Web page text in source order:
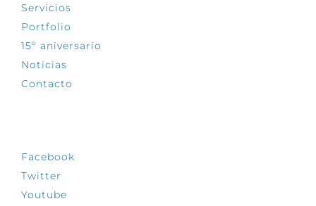
Servicios
Portfolio
15º aniversario
Noticias
Contacto
Facebook
Twitter
Youtube